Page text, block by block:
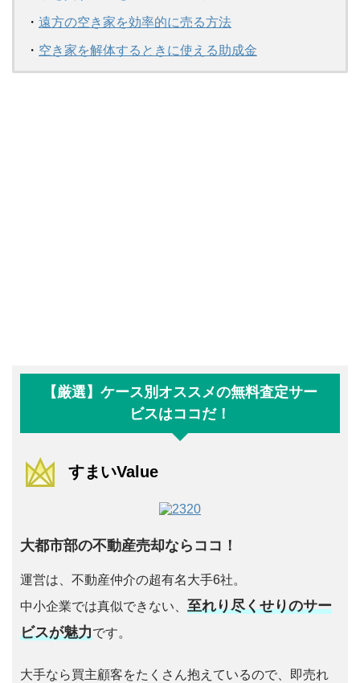
・ 遠方の空き家を効率的に売る方法
・ 空き家を解体するときに使える助成金
【厳選】ケース別オススメの無料査定サー
ビスはココだ！
すまいValue
大都市部の不動産売却ならココ！
運営は、不動産仲介の超有名大手6社。
中小企業では真似できない、 至れり尽くせりのサー
ビスが魅力です。
大手なら買主顧客をたくさん抱えているので、即売れ